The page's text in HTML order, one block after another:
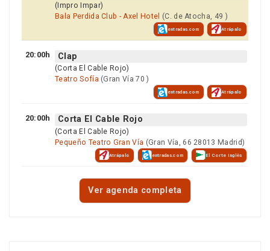
(Impro Impar)
Bala Perdida Club - Axel Hotel (C. de Atocha, 49 )
entradas.com Atrápalo
20:00h Clap
(Corta El Cable Rojo)
Teatro Sofía (Gran Vía 70 )
entradas.com Atrápalo
20:00h Corta El Cable Rojo
(Corta El Cable Rojo)
Pequeño Teatro Gran Vía (Gran Vía, 66 28013 Madrid)
Atrápalo entradas.com El Corte Inglés
Ver agenda completa